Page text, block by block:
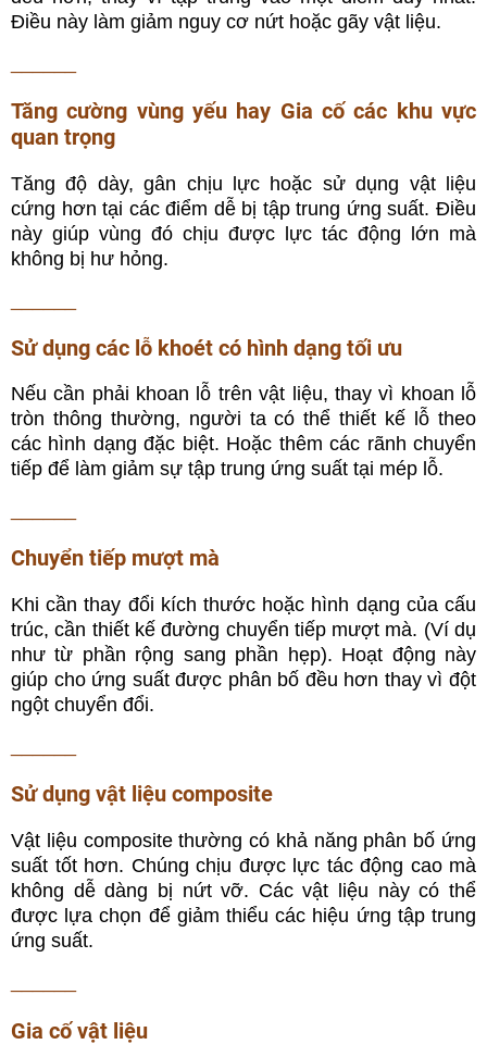
Điều này làm giảm nguy cơ nứt hoặc gãy vật liệu.
Tăng cường vùng yếu hay Gia cố các khu vực
quan trọng
Tăng độ dày, gân chịu lực hoặc sử dụng vật liệu
cứng hơn tại các điểm dễ bị tập trung ứng suất. Điều
này giúp vùng đó chịu được lực tác động lớn mà
không bị hư hỏng.
Sử dụng các lỗ khoét có hình dạng tối ưu
Nếu cần phải khoan lỗ trên vật liệu, thay vì khoan lỗ
tròn thông thường, người ta có thể thiết kế lỗ theo
các hình dạng đặc biệt. Hoặc thêm các rãnh chuyển
tiếp để làm giảm sự tập trung ứng suất tại mép lỗ.
Chuyển tiếp mượt mà
Khi cần thay đổi kích thước hoặc hình dạng của cấu
trúc, cần thiết kế đường chuyển tiếp mượt mà. (Ví dụ
như từ phần rộng sang phần hẹp). Hoạt động này
giúp cho ứng suất được phân bố đều hơn thay vì đột
ngột chuyển đổi.
Sử dụng vật liệu composite
Vật liệu composite thường có khả năng phân bố ứng
suất tốt hơn. Chúng chịu được lực tác động cao mà
không dễ dàng bị nứt vỡ. Các vật liệu này có thể
được lựa chọn để giảm thiểu các hiệu ứng tập trung
ứng suất.
Gia cố vật liệu